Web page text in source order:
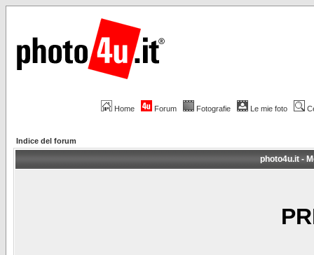
Home Forum Fotografie Le mie foto
Indice del forum
photo4u.it -